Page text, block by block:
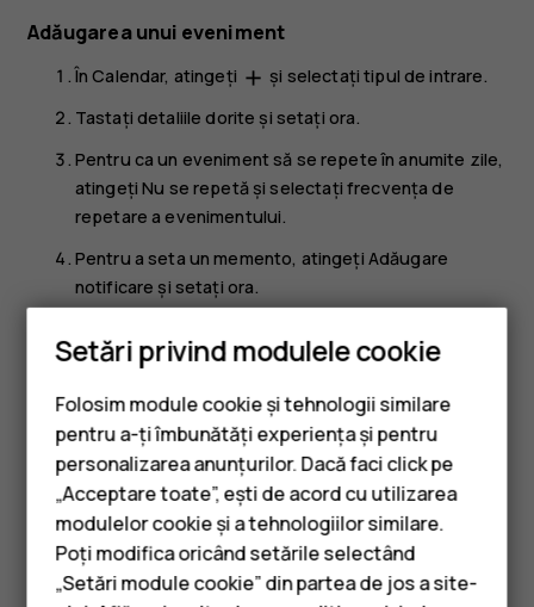
Smartphone-uri
Telefoane clasice
Adăugarea unui eveniment
ÎnCalendar, atingeți add și selectați tipul de intrare.
Tastați detaliile dorite și setați ora.
Pentru ca un eveniment să se repete în anumite zile,
atingețiNu se repetăși selectați frecvența de
repetare a evenimentului.
Pentru a seta un memento, atingeți Adăugare
notificare și setați ora.
Pentru a edita un eveniment, atingeți
evenimentul și mode_edit, apoi editați detaliile.
Ștergeți o programare
Atingeți evenimentul.
Atingețimore_vert>Ștergeți.
Setări privind modulele cookie
Folosim module cookie și tehnologii similare
pentru a-ți îmbunătăți experiența și pentru
personalizarea anunțurilor. Dacă faci click pe
„Acceptare toate”, ești de acord cu utilizarea
modulelor cookie și a tehnologiilor similare.
Poți modifica oricând setările selectând
„Setări module cookie” din partea de jos a site-